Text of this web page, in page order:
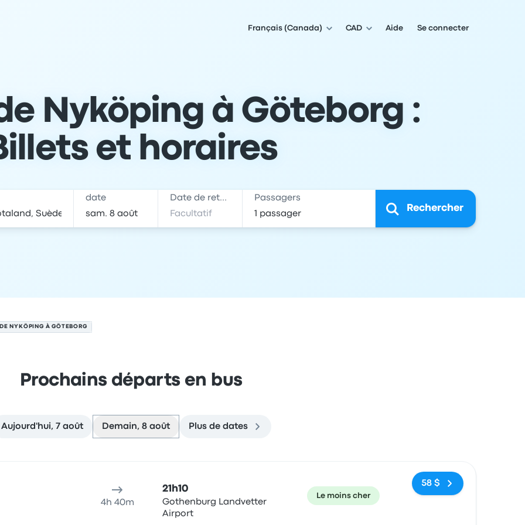
Français (Canada) CAD Aide Se connecter
Nyköping à Göteborg :
et horaires
date Date de retour Passagers
Rechercher
DE NYKÖPING À GÖTEBORG
Prochains départs en bus
Aujourd'hui, 7 août Demain, 8 août Plus de dates
4h 40m
21h10
Gothenburg Landvetter
Airport
Le moins cher
58 $